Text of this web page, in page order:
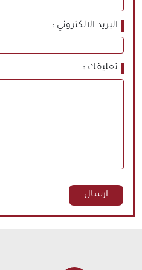
البريد الالكتروني
تعليقك